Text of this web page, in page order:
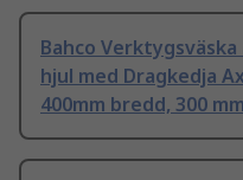
Bahco
hjul med Dragkedja
400mm bredd, 300 mm